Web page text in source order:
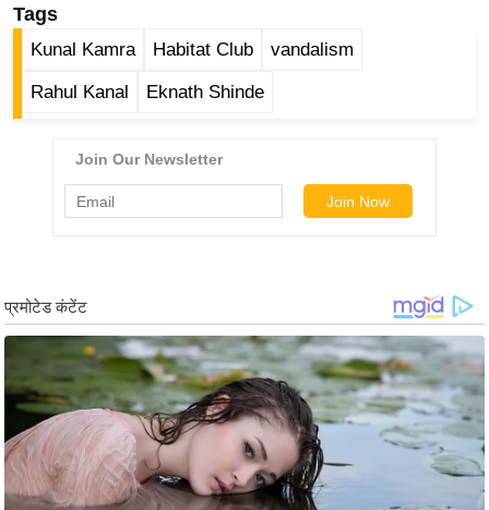
त्य
ज
ग
ब्री
म
नो
रं
ज
न
Tags
Kunal Kamra Habitat Club vandalism
Rahul Kanal Eknath Shinde